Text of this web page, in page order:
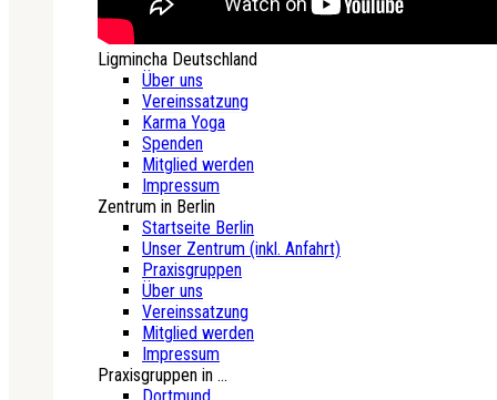
Ligmincha Deutschland
Über uns
Vereinssatzung
Karma Yoga
Spenden
Mitglied werden
Impressum
Zentrum in Berlin
Startseite Berlin
Unser Zentrum (inkl. Anfahrt)
Praxisgruppen
Über uns
Vereinssatzung
Mitglied werden
Impressum
Praxisgruppen in ...